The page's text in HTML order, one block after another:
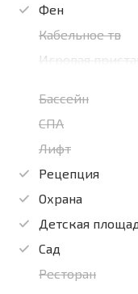
Фен
Кабельное тв
Игровая
Бассейн
СПА
Лифт
Рецепция
Охрана
Детская
Сад
Ресторан